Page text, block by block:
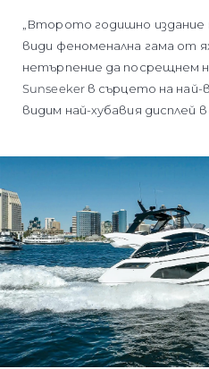
„Второто годишно
види феноменална гама от
нетърпение да посрещнем
Sunseeker в сърцето на най-
видим най-хубавия дисплей